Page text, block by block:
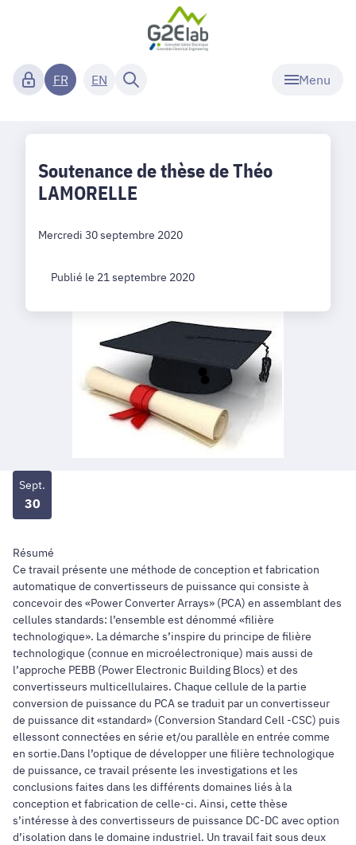
Menu
FR EN
Soutenance de thèse de Théo
LAMORELLE
Mercredi 30 septembre 2020
Publié le 21 septembre 2020
Sept.
30
Résumé
Ce travail présente une méthode de conception et fabrication
automatique de convertisseurs de puissance qui consiste à
concevoir des «Power Converter Arrays» (PCA) en assemblant des
cellules standards: l’ensemble est dénommé «filière
technologique». La démarche s’inspire du principe de filière
technologique (connue en microélectronique) mais aussi de
l’approche PEBB (Power Electronic Building Blocs) et des
convertisseurs multicellulaires. Chaque cellule de la partie
conversion de puissance du PCA se traduit par un convertisseur
de puissance dit «standard» (Conversion Standard Cell -CSC) puis
ellessont connectées en série et/ou parallèle en entrée comme
en sortie.Dans l’optique de développer une filière technologique
de puissance, ce travail présente les investigations et les
conclusions faites dans les différents domaines liés à la
conception et fabrication de celle-ci. Ainsi, cette thèse
s’intéresse à des convertisseurs de puissance DC-DC avec option
d’isolation dans le domaine industriel. Un travail fait sous deux